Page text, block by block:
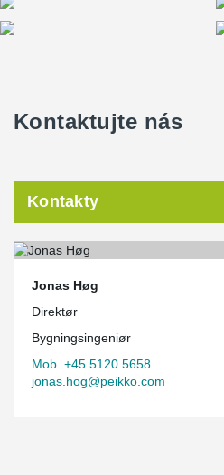
Kontaktujte nás
Kontakty
Jonas Høg
Direktør
Bygningsingeniør
Mob. +45 5120 5658
jonas.hog@peikko.com